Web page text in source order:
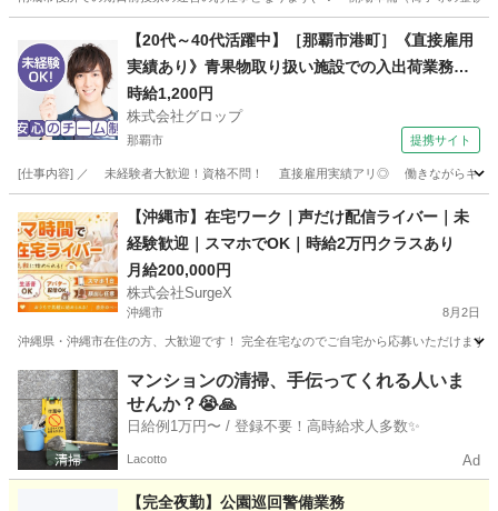
その他 期日前投票
【20代～40代活躍中】［那覇市港町］《直接雇用
実績あり》青果物取り扱い施設での入出荷業務／
日勤／残業なし／無料駐車場完備
時給1,200円
株式会社グロップ
那覇市 提携サイト
[仕事内容] ／ 未経験者大歓迎！資格不問！ 直接雇用実績アリ◎ 働きながらキャリ
工場
【沖縄市】在宅ワーク｜声だけ配信ライバー｜未
経験歓迎｜スマホでOK｜時給2万円クラスあり
月給200,000円
株式会社SurgeX
沖縄市 8月2日
沖縄県・沖縄市在住の方、大歓迎です！ 完全在宅なのでご自宅から応募いただけま
沖縄 沖縄市 その他 ライバー
マンションの清掃、手伝ってくれる人いま
せんか？😭🙏
日給例1万円〜 / 登録不要！高時給求人多数✨
Lacotto Ad
【完全夜勤】公園巡回警備業務